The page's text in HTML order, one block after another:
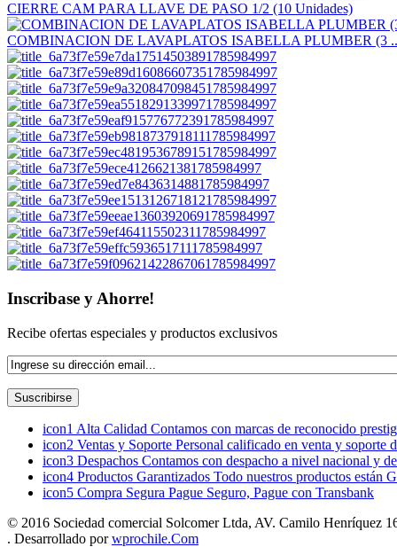
CIERRE CAM PARA LLAVE DE PASO 1/2 (10 Unidades)
COMBINACION DE LAVAPLATOS ISABELLA PLUMBER (3
Inscribase y Ahorre!
Recibe ofertas especiales y productos exclusivos
icon1 Alta Calidad Contamos con marcas de reconocido
icon2 Ventas y Soporte Personal calificado en venta y soporte
icon3 Despachos Contamos con despacho a nivel nacional y
icon4 Productos Garantizados Todo nuestros productos están
icon5 Compra Segura Pague Seguro, Pague con Transbank
© 2016 Sociedad comercial Solcomer Ltda, AV. Camilo Henríquez
. Desarrollado porwprochile.Com